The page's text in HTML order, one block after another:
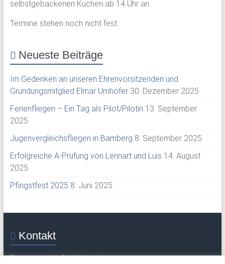
selbstgebackenen Kuchen ab 14 Uhr an:
Termine stehen noch nicht fest.
Neueste Beiträge
Im Gedenken an unseren Ehrenvorsitzenden und
Gründungsmitglied Elmar Umhöfer 30. Dezember 2025
Ferienfliegen – Ein Tag als Pilot/Pilotin 13. September
2025
Jugenvergleichsfliegen in Bamberg 8. September 2025
Erfolgreiche A-Prüfung von Lennart und Luis 14. August
2025
Pfingstfest 2025 8. Juni 2025
Kontakt
Flugsportverein Grabfeld e. V.